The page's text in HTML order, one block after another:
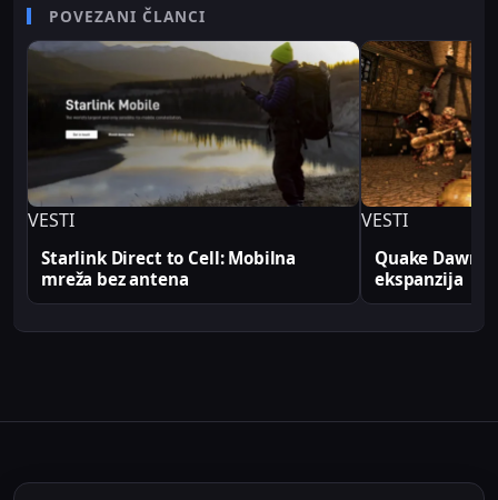
senior video editor na RTV Belle amie, što mu
omogućava da tehničke teme predstavi jasno i
profesionalno. Sve tehničke analize i konfiguracije
na Sajber Sfera portalu zasnovane su na realnim
produkcionim implementacijama.
POVEZANI ČLANCI
VESTI
Starlink Direct to Cell: Mobilna
mreža bez antena
VESTI
Quake Dawn
ekspanzija